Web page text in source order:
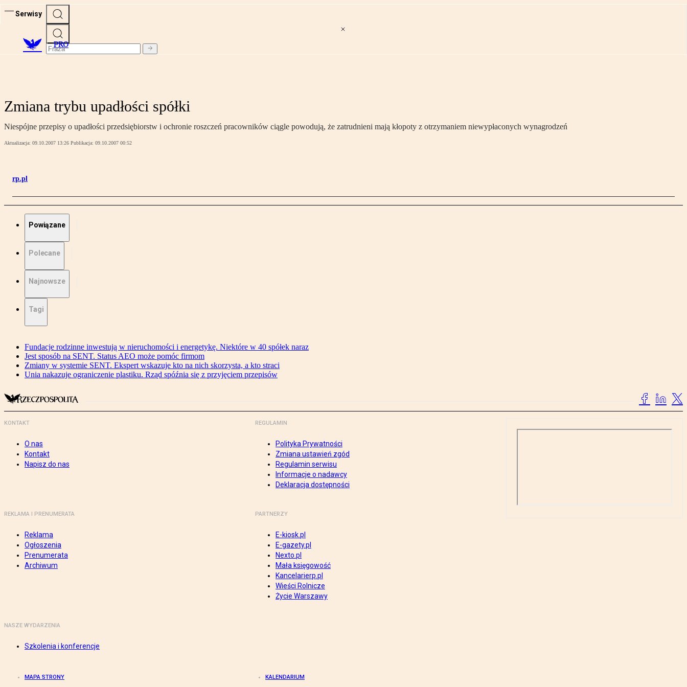
Serwisy
PRO
Zmiana trybu upadłości spółki
Niespójne przepisy o upadłości przedsiębiorstw i ochronie roszczeń pracowników ciągle powodują, że zatrudnieni mają kłopoty z otrzymaniem niewypłaconych wynagrodzeń
Aktualizacja: 09.10.2007 13:26 Publikacja: 09.10.2007 00:52
rp.pl
Powiązane
Polecane
Najnowsze
Tagi
Fundacje rodzinne inwestują w nieruchomości i energetykę. Niektóre w 40 spółek naraz
Jest sposób na SENT. Status AEO może pomóc firmom
Zmiany w systemie SENT. Ekspert wskazuje kto na nich skorzysta, a kto straci
Unia nakazuje ograniczenie plastiku. Rząd spóźnia się z przyjęciem przepisów
KONTAKT
O nas
Kontakt
Napisz do nas
REGULAMIN
Polityka Prywatności
Zmiana ustawień zgód
Regulamin serwisu
Informacje o nadawcy
Deklaracja dostępności
REKLAMA I PRENUMERATA
Reklama
Ogłoszenia
Prenumerata
Archiwum
PARTNERZY
E-kiosk.pl
E-gazety.pl
Nexto.pl
Mała księgowość
Kancelarierp.pl
Wieści Rolnicze
Życie Warszawy
NASZE WYDARZENIA
Szkolenia i konferencje
MAPA STRONY KALENDARIUM